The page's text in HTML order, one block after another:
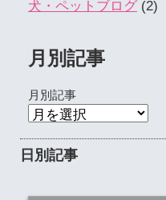
犬・ペットブログ (2)
月別記事
月別記事
日別記事